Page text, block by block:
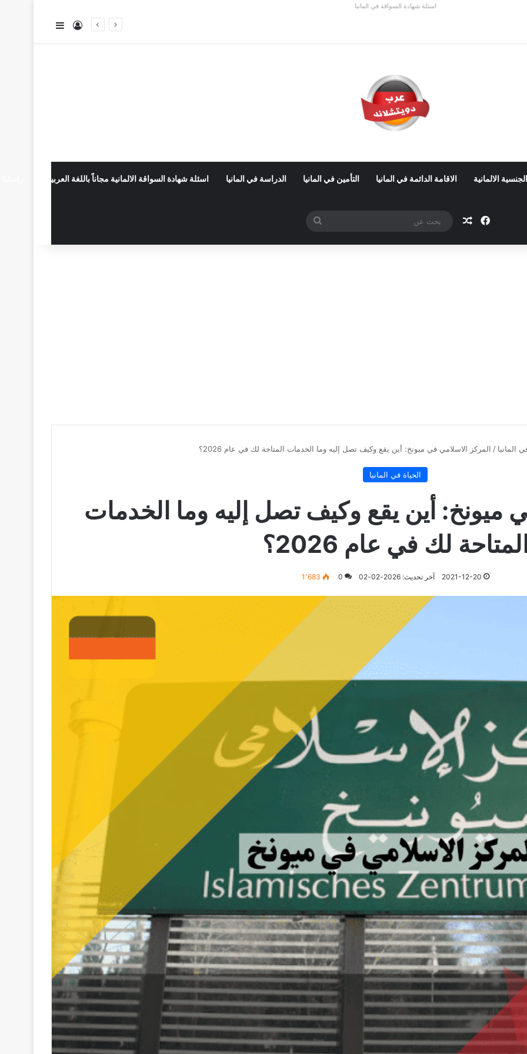
اسئلة شهادة السواقة في المانيا
تسجيل الدخول
الجنسية الالمانية الاقامة الدائمة في المانيا التأمين في المانيا الدراسة في المانيا اسئلة شهادة السواقة الالمانية مجاناً باللغة العربية
فيسبوكمقال عشوائي
المانيا / المركز الاسلامي في ميونخ: أين يقع وكيف تصل إليه وما الخدمات المتاحة لك في عام 2026؟
الحياة في المانيا
ميونخ: أين يقع وكيف تصل إليه وما الخدمات
لك في عام 2026؟
2021-12-20 آخر تحديث: 2026-02-02 0 1٬683